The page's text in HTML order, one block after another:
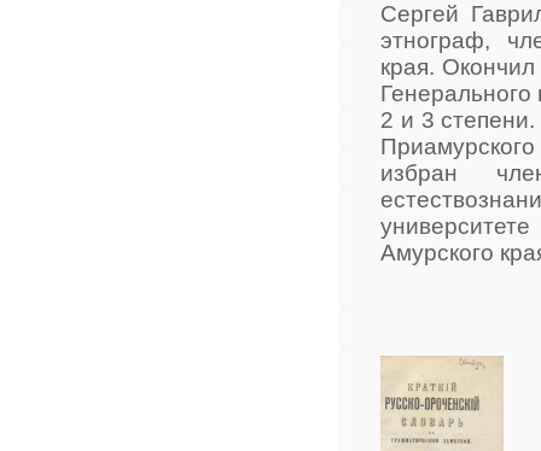
Сергей
этнограф,
края.
2 и 3
избран
Амурского